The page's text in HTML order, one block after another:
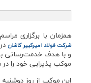
همزمان با برگزاری
شرکت فولاد امیرکبیر کاشان
و با هدف خدمت‌رسانی به
موکب پذیرایی خود را در